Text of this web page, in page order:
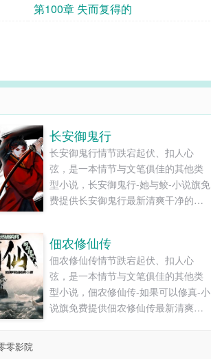
第100章 失而复得的
长安御鬼行
长安御鬼行情节跌宕起伏、扣人心
弦，是一本情节与文笔俱佳的其他类
型小说，长安御鬼行-她与鲛-小说旗免
费提供长安御鬼行最新清爽干净的文
佃农修仙传
佃农修仙传情节跌宕起伏、扣人心
弦，是一本情节与文笔俱佳的其他类
型小说，佃农修仙传-如果可以修真-小
说旗免费提供佃农修仙传最新清爽干
零影院